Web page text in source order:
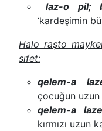
laz-o pil;
‘kardeşimin
Halo raşto
sıfet:
qelem-a
çocuğun uzun
qelem-a
kırmızı uzun